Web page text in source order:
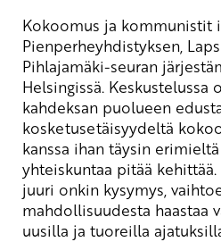
Kokoomus ja kommunistit
Pienperheyhdistyksen,
Pihlajamäki-seuran
Helsingissä. Keskustelussa
kahdeksan puolueen
kosketusetäisyydeltä
kanssa ihan täysin
yhteiskuntaa pitää
juuri onkin kysymys,
mahdollisuudesta haastaa
uusilla ja tuoreilla